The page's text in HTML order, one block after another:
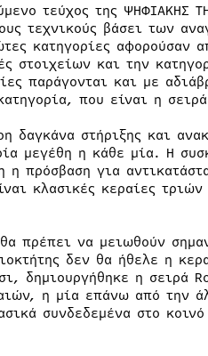
τεύχος της ΨΗΦΙΑΚΗΣ
τεχνικούς βάσει των
κατηγορίες αφορούσαν
και την
παράγονται και με
που είναι η
δαγκάνα στήριξης και
μεγέθη η κάθε μία. Η
πρόσβαση για
κλασικές κεραίες
πρέπει να μειωθούν
δεν θα ήθελε η
δημιουργήθηκε η σειρά
η μία επάνω από την
συνδεδεμένα στο